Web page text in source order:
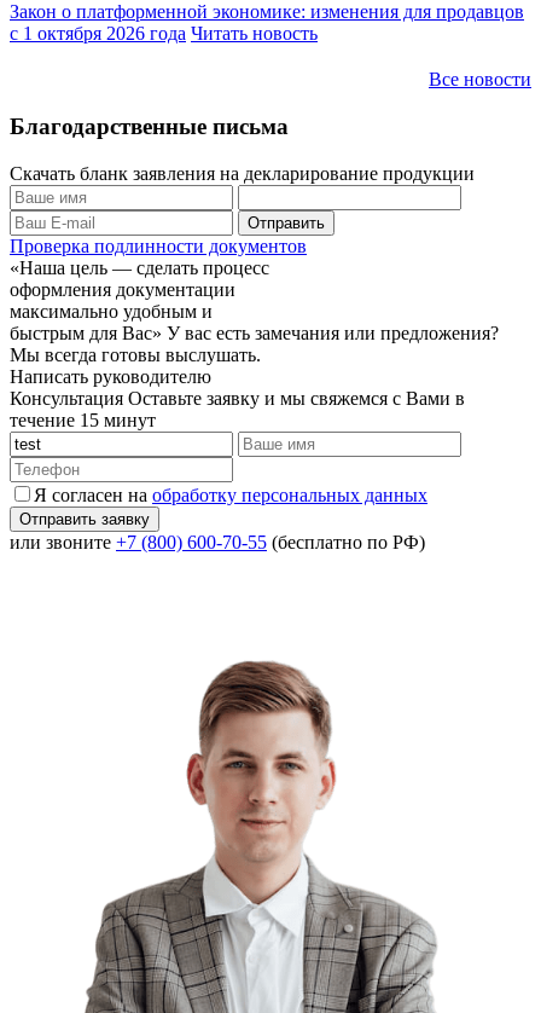
Закон о платформенной экономике: изменения для продавцов
с 1 октября 2026 года Читать новость
Все новости
Благодарственные письма
Скачать бланк заявления на декларирование продукции
Проверка подлинности документов
«Наша цель — сделать процесс
оформления документации
максимально удобным и
быстрым для Вас» У вас есть замечания или предложения?
Мы всегда готовы выслушать.
Написать руководителю
Консультация Оставьте заявку и мы свяжемся с Вами в
течение 15 минут
Я согласен на обработку персональных данных
или звоните +7 (800) 600-70-55 (бесплатно по РФ)